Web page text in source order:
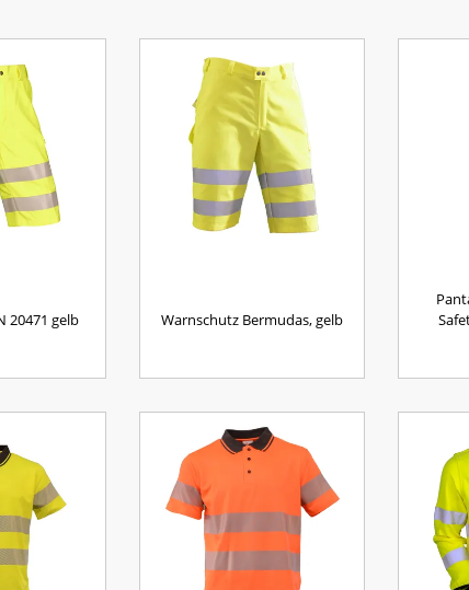
20471 gelb Warnschutz Bermudas, gelb